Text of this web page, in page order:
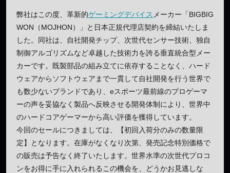
弊社はこの度、革新的ゲーミングデバイス メーカー「BIGBIG
WON（MOJHON）」と日本正規代理店契約を締結いたしま
した。同社は、自社開発チップ、次世代センサー技術、独自
制御アルゴリズムなど卓越した技術力を誇る垂直統合型メー
カーです。既製部品の組み立てに依存することなく、ハード
ウェアからソフトウェアまで一貫して自社開発を行う世界で
も数少ないブランドであり、eスポーツ最前線のプロゲーマ
ーの声を妥協なく製品へ反映させる開発体制により、世界中
のハードコアゲーマーから高い評価を獲得しています。
今回のセールにつきましては、【初回入荷分のみの数量限
定】となります。在庫がなくなり次第、発売記念特別価格で
の販売は予告なく終了いたします。世界水準の次世代プロコ
ンをお得に手に入れられるこの機会を、どうかお見逃しな